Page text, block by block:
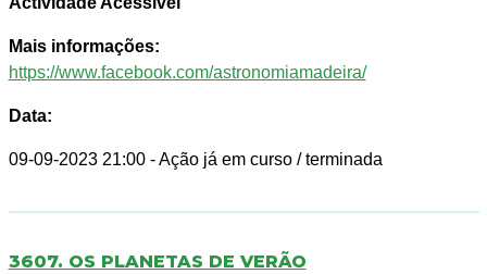
Mais informações:
https://www.facebook.com/astronomiamadeira/
Data:
09-09-2023 21:00 - Ação já em curso / terminada
3607. OS PLANETAS DE VERÃO